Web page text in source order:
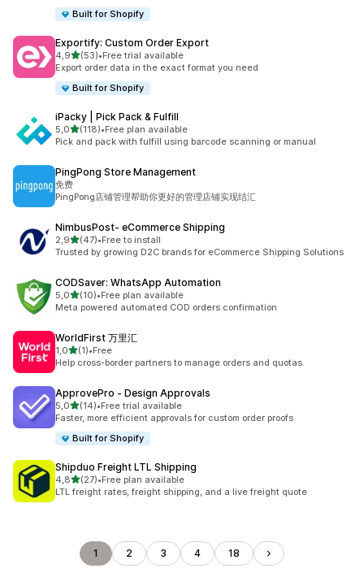
Built for Shopify
Exportify: Custom Order Export
4,9z 5 hvězd
(53)
Celkový počet recenzí: 53
•Free trial available
Export order data in the exact format you need
Built for Shopify
iPacky | Pick Pack & Fulfill
5,0z 5 hvězd
(118)
Celkový počet recenzí: 118
•Free plan available
Pick and pack with fulfill using barcode scanning or manual
PingPong Store Management
免费
PingPong店铺管理帮助你更好的管理店铺实现结汇
NimbusPost‑ eCommerce Shipping
2,9z 5 hvězd
(47)
Celkový počet recenzí: 47
•Free to install
Trusted by growing D2C brands for eCommerce Shipping Solutions
CODSaver: WhatsApp Automation
5,0z 5 hvězd
(10)
Celkový počet recenzí: 10
•Free plan available
Meta powered automated COD orders confirmation
WorldFirst 万里汇
1,0z 5 hvězd
(1)
Celkový počet recenzí: 1
•Free
Help cross-border partners to manage orders and quotas.
ApprovePro ‑ Design Approvals
5,0z 5 hvězd
(14)
Celkový počet recenzí: 14
•Free trial available
Faster, more efficient approvals for custom order proofs
Built for Shopify
Shipduo Freight LTL Shipping
4,8z 5 hvězd
(27)
Celkový počet recenzí: 27
•Free plan available
LTL freight rates, freight shipping, and a live freight quote
1 2 3 4 18